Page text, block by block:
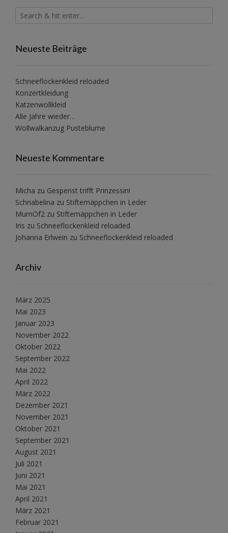
Neueste Beiträge
Schneeflockenkleid reloaded
Konzertkleidung
Katzenwollkleid
Alle Jahre wieder…
Wollwalkanzug Pusteblume
Neueste Kommentare
Micha zu Gespenst trifft Prinzessin!
Schnabelina zu Stiftemäppchen in Leder
MumOf2 zu Stiftemäppchen in Leder
Iris zu Schneeflockenkleid reloaded
Johanna Erlwein zu Schneeflockenkleid reloaded
Archiv
März 2025
Mai 2023
Januar 2023
November 2022
Oktober 2022
September 2022
Mai 2022
April 2022
März 2022
Dezember 2021
November 2021
Oktober 2021
September 2021
August 2021
Juli 2021
Juni 2021
Mai 2021
April 2021
März 2021
Februar 2021